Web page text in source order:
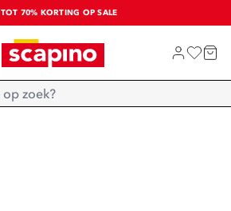
TOT 70% KORTING OP SALE
SALE: LAATSTE KANS!
SHOP NIEUW
Home